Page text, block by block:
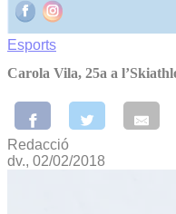
Esports
Carola Vila, 25a a
Redacció
dv., 02/02/2018